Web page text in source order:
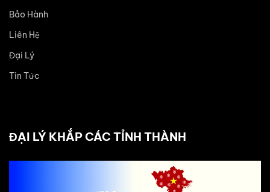
Bảo Hành
Liên Hệ
Đại Lý
Tin Tức
ĐẠI LÝ KHẮP CÁC TỈNH THÀNH